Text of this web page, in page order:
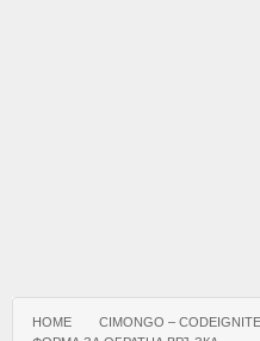
HOME CIMONGO –